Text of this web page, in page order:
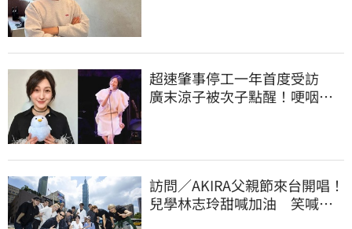
超速肇事停工一年首度受訪
廣末涼子被次子點醒！哽咽吐
訪問／AKIRA父親節來台開唱！
兒學林志玲甜喊加油 笑喊：